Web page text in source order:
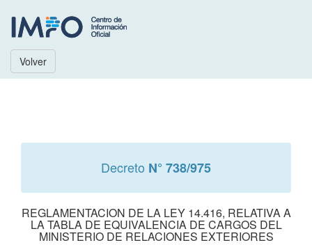
Volver
Decreto N° 738/975
REGLAMENTACION DE LA LEY 14.416, RELATIVA A
LA TABLA DE EQUIVALENCIA DE CARGOS DEL
MINISTERIO DE RELACIONES EXTERIORES